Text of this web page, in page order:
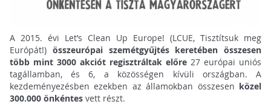
A 2015. évi Let’s Clean Up Europe! (LCUE, Tisztítsuk meg
Európát!) összeurópai szemétgyűjtés keretében összesen
több mint 3000 akciót regisztráltak előre 27 európai uniós
tagállamban, és 6, a közösségen kívüli országban. A
kezdeményezésben ezekben az államokban összesen közel
300.000 önkéntesvett részt.